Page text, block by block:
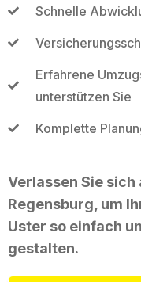
Schnelle
Erfahrene
unterstützen Sie
Komplette
Verlassen Sie
Regensburg, um
Uster so einfach
gestalten.